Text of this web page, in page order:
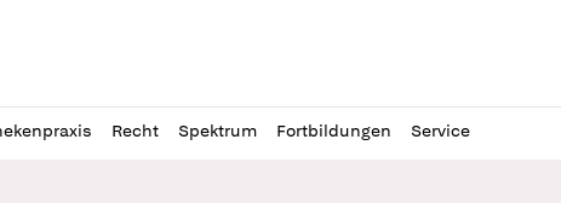
Recht Spektrum Fortbildungen Service